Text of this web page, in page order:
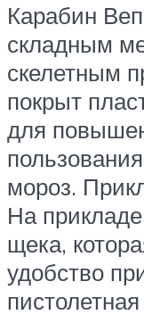
Карабин
складным
скелетным
покрыт
для
мороз.
На
щека,
удобство